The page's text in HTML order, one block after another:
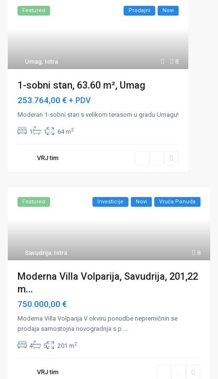
8
Umag, Istra
Featured Prodajni Novi
1-sobni stan, 63.60 m², Umag
253.764,00 € + PDV
Moderan 1-sobni stan s velikom terasom u gradu Umagu!
1 1 64 m2
VRJ tim
8
Savudrija, Istra
Featured Investicije Novi Vruća Ponuda
Moderna Villa Volparija, Savudrija, 201,22
m...
750.000,00 €
Moderna Villa Volparija V okviru ponudbe nepremičnin se
prodaja samostojna novogradnja s p ...
4 5 201 m2
VRJ tim